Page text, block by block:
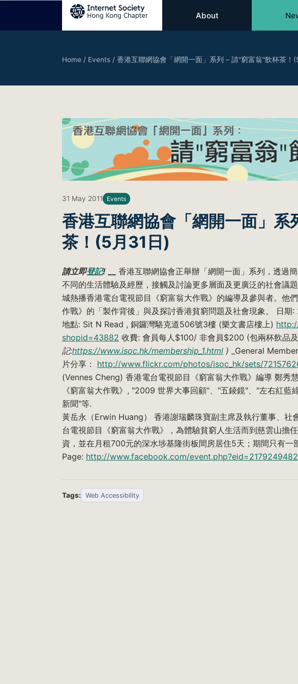
About
Home / Events / 香港互聯網協會「網開一面」系列 – 請"窮富翁"飲杯茶！
31 May 2011 Events
香港互聯網協會「網開一面」系
茶！(5月31日)
請立即登記!
香港互聯網協會正舉辦「網開一面」系列，透過
不同的生活體驗及經歷，接觸及討論更多層面及更廣泛的社會議
城熱播香港電台電視節目《窮富翁大作戰》的編導及參與者。他
作戰》的「製作背後」與及探討香港貧窮問題及社會現象。 日
地點: Sit N Read , 銅鑼灣駱克道506號3樓 (樂文書店樓上)
shopid=43882 收費: 會員每人$100/ 非會員$200 (包兩杯飲品
記:https://www.isoc.hk/membership_1.html ) _General
片分享： http://www.flickr.com/photos/isoc_hk/sets/
(Vennes Cheng) 香港電台電視節目《窮富翁大作戰》編導 鄭秀
《窮富翁大作戰》, "2009 世界大事回顧"、"五錂鏡"、"左右紅
新聞"等.
黃岳永（Erwin Huang） 香港謝瑞麟珠寶副主席及執行董事、社
台電視節目《窮富翁大作戰》，為體驗貧窮人生活而到慈雲山擔
資，並在月租700元的深水埗基隆街板間房居住5天；期間只有
Page: http://www.facebook.com/
Tags: Web Accessibility